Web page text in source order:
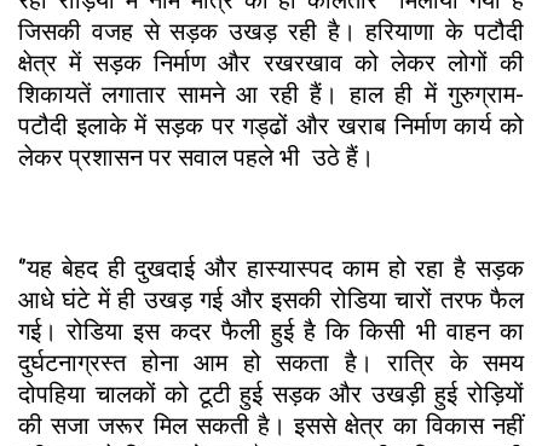
जिसकी वजह से सड़क उखड़ रही है। हरियाणा के पटौदी
क्षेत्र में सड़क निर्माण और रखरखाव को लेकर लोगों की
शिकायतें लगातार सामने आ रही हैं। हाल ही में गुरुग्राम-
पटौदी इलाके में सड़क पर गड्ढों और खराब निर्माण कार्य को
लेकर प्रशासन पर सवाल पहले भी उठे हैं।
‘’यह बेहद ही दुखदाई और हास्यास्पद काम हो रहा है सड़क
आधे घंटे में ही उखड़ गई और इसकी रोडिया चारों तरफ फैल
गई। रोडिया इस कदर फैली हुई है कि किसी भी वाहन का
दुर्घटनाग्रस्त होना आम हो सकता है। रात्रि के समय
दोपहिया चालकों को टूटी हुई सड़क और उखड़ी हुई रोड़ियों
की सजा जरूर मिल सकती है। इससे क्षेत्र का विकास नहीं